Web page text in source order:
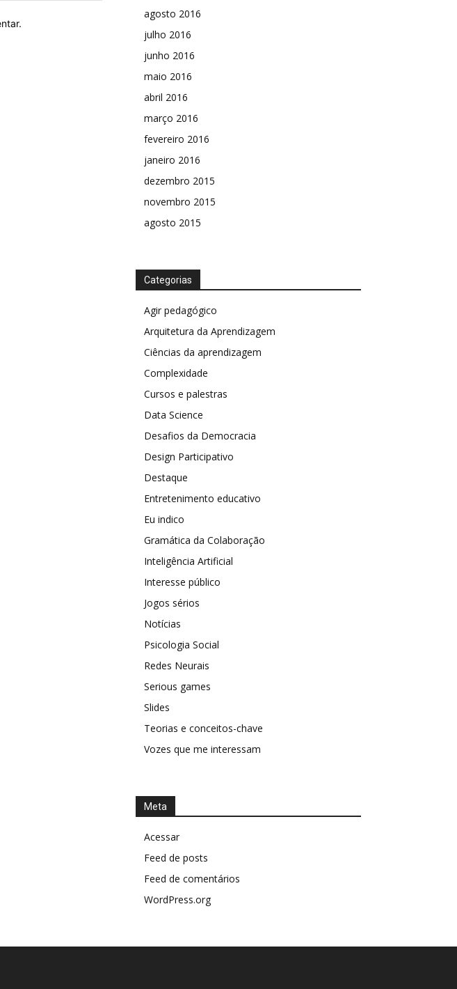
agosto 2016
julho 2016
junho 2016
maio 2016
abril 2016
março 2016
fevereiro 2016
janeiro 2016
dezembro 2015
novembro 2015
agosto 2015
Categorias
Agir pedagógico
Arquitetura da Aprendizagem
Ciências da aprendizagem
Complexidade
Cursos e palestras
Data Science
Desafios da Democracia
Design Participativo
Destaque
Entretenimento educativo
Eu indico
Gramática da Colaboração
Inteligência Artificial
Interesse público
Jogos sérios
Notícias
Psicologia Social
Redes Neurais
Serious games
Slides
Teorias e conceitos-chave
Vozes que me interessam
Meta
Acessar
Feed de posts
Feed de comentários
WordPress.org